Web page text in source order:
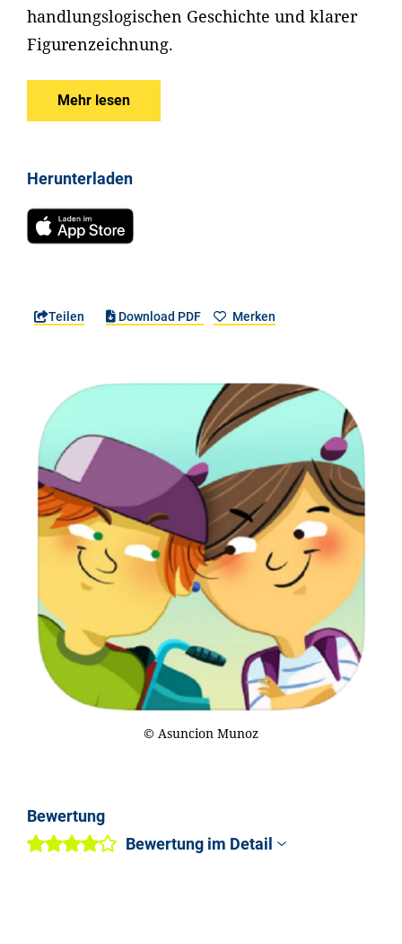
handlungslogischen Geschichte und klarer
Figurenzeichnung.
Mehr lesen
Herunterladen
Teilen Download PDF Merken
© Asuncion Munoz
Bewertung
Bewertung im Detail